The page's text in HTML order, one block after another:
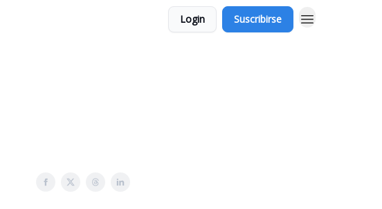
Login Suscribirse